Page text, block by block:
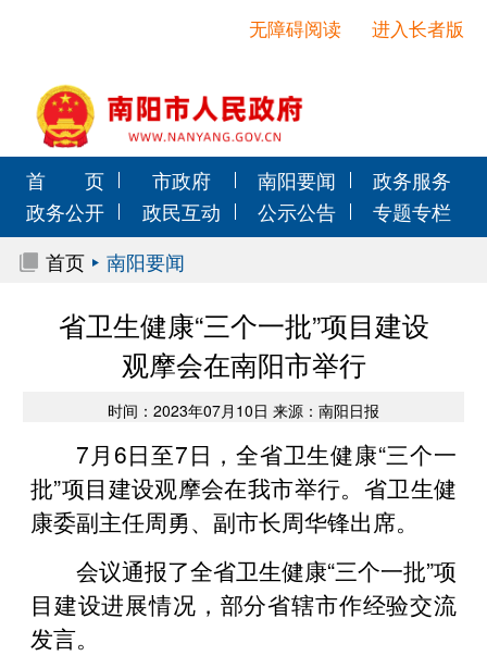
进入长者版
无障碍阅读
首 页 市政府 南阳要闻
政务服务
政务公开
政民互动 公示公告
专题专栏
首页
南阳要闻
省卫生健康“三个一批”项目建设
观摩会在南阳市举行
时间：2023年07月10日 来源：南阳日报
7月6日至7日，全省卫生健康“三个一
批”项目建设观摩会在我市举行。省卫生健
康委副主任周勇、副市长周华锋出席。
会议通报了全省卫生健康“三个一批”项
目建设进展情况，部分省辖市作经验交流
发言。